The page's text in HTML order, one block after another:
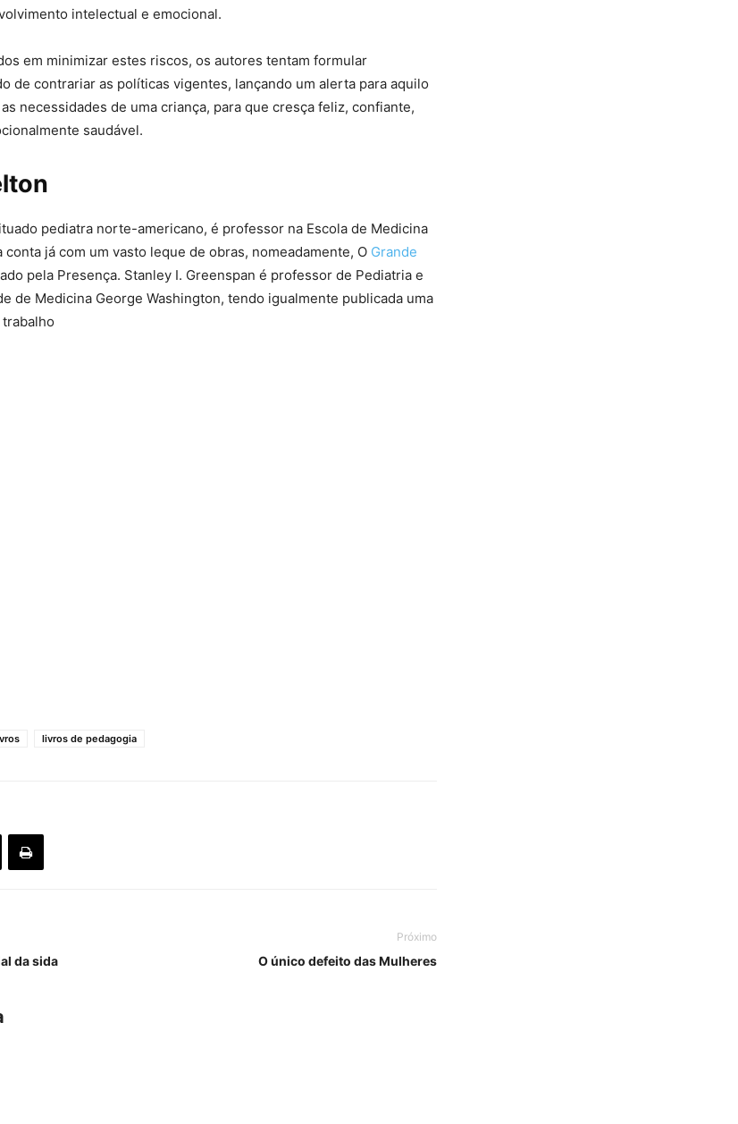
intelectual e emocional.
em minimizar estes riscos, os autores tentam formular
de contrariar as políticas vigentes, lançando um alerta para aquilo
necessidades de uma criança, para que cresça feliz, confiante,
saudável.
pediatra norte-americano, é professor na Escola de Medicina
já com um vasto leque de obras, nomeadamente, O Grande
pela Presença. Stanley I. Greenspan é professor de Pediatria e
de Medicina George Washington, tendo igualmente publicada uma
livros de pedagogia
da sida
Próximo
O único defeito das Mulheres